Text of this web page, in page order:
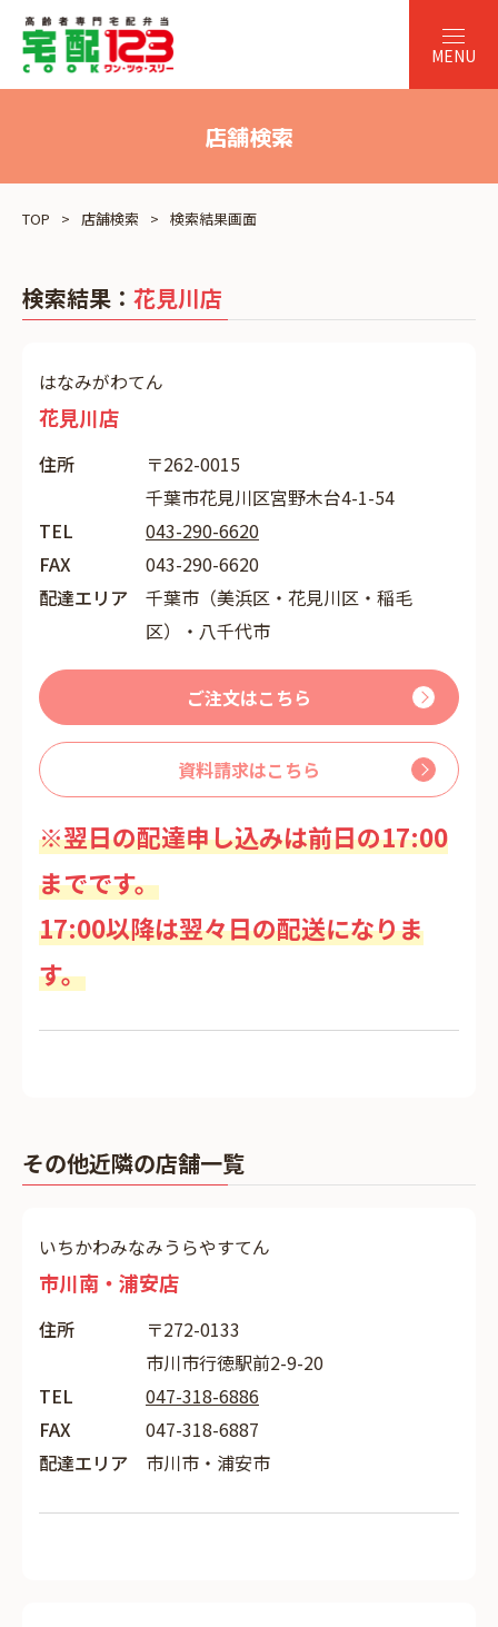
店舗検索
TOP 店舗検索 検索結果画面
検索結果： 花見川店
はなみがわてん
花見川店
住所
〒262-0015
千葉市花見川区宮野木台4-1-54
TEL
043-290-6620
FAX
043-290-6620
配達エリア
千葉市（美浜区・花見川区・稲毛
区）・八千代市
ご注文はこちら
資料請求はこちら
※翌日の配達申し込みは前日の17:00
までです。
17:00以降は翌々日の配送になりま
す。
その他近隣の店舗一覧
いちかわみなみうらやすてん
市川南・浦安店
住所
〒272-0133
市川市行徳駅前2-9-20
TEL
047-318-6886
FAX
047-318-6887
配達エリア
市川市・浦安市